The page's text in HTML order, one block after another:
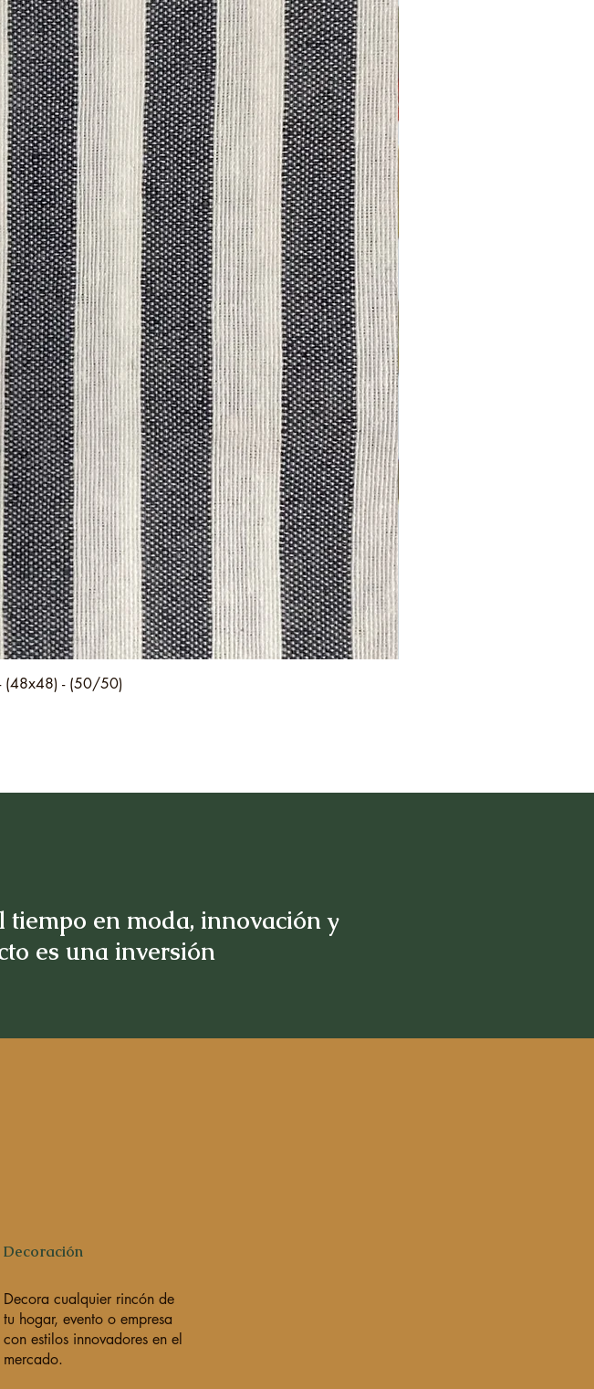
(48x48) - (50/50)
en moda, innovación y
es una inversión
Decoración
Decora cualquier rincón de
tu hogar, evento o empresa
con estilos innovadores en el
mercado.